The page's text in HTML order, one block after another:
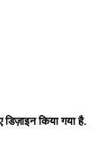
किया गया है.